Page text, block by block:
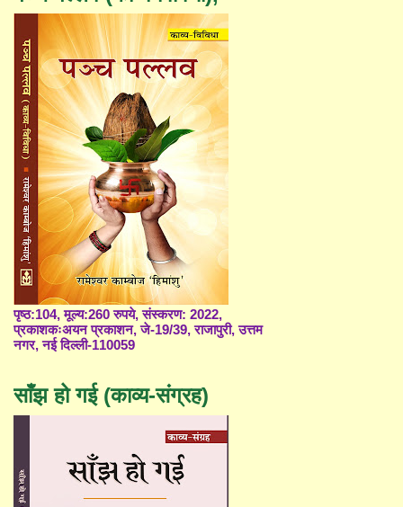
पृष्ठ:104, मूल्य:260 रुपये, संस्करण: 2022,
प्रकाशकःअयन प्रकाशन, जे-19/39, राजापुरी, उत्तम
नगर, नई दिल्ली-110059
साँझ हो गई (काव्य-संग्रह)